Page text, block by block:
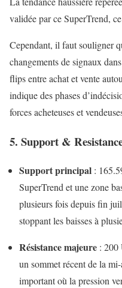
validée par ce SuperTrend,
Cependant, il faut souligner
changements de signaux
flips entre achat et vente
indique des phases
forces acheteuses et
5. Support &
Support principal :
SuperTrend et une zone
plusieurs fois depuis fin
stoppant les baisses à
Résistance majeure : 200
un sommet récent de la
important où la pression